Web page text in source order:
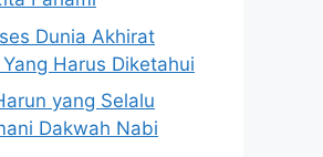
Dunia Akhirat
Harus Diketahui
yang Selalu
Dakwah Nabi